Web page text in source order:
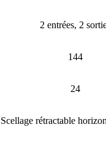
2 entrées, 2
144
24
Scellage rétractable